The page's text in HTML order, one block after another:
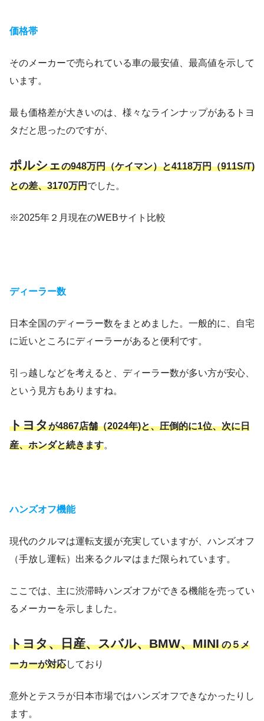
価格帯
そのメーカーで売られている車の最安値、最高値を示して
います。
最も価格差が大きいのは、様々なラインナップがあるトヨ
タだと思ったのですが、
ポルシェの948万円（ケイマン）と4118万円（911S/T)
との差、3170万円でした。
※2025年２月現在のWEBサイト比較
ディーラー数
日本全国のディーラー数をまとめました。一般的に、自宅
に近いところにディーラーがあると便利です。
引っ越しなどを考えると、ディーラー数が多い方が安心、
という見方もありますね。
トヨタが4867店舗（2024年)と、圧倒的に1位、次に日
産、ホンダと続きます。
ハンズオフ機能
現代のクルマは運転支援が充実していますが、ハンズオフ
（手放し運転）出来るクルマはまだ限られています。
ここでは、主に渋滞時ハンズオフができる機能を売ってい
るメーカーを示しました。
トヨタ、日産、スバル、BMW、MINIの５メ
ーカーが対応しており
意外とテスラが日本市場ではハンズオフできなかったりし
ます。